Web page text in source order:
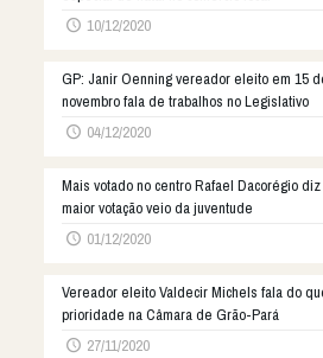
10/12/2020
GP: Janir Oenning vereador eleito em 15
novembro fala de trabalhos no Legislativo
04/12/2020
Mais votado no centro Rafael Dacorégio
maior votação veio da juventude
01/12/2020
Vereador eleito Valdecir Michels fala do
prioridade na Câmara de Grão-Pará
27/11/2020